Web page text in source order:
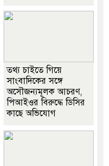
তথ্য চাইতে গিয়ে
সাংবাদিকের সঙ্গে
অসৌজন্যমূলক আচরণ,
পিআইওর বিরুদ্ধে ডিসির
কাছে অভিযোগ